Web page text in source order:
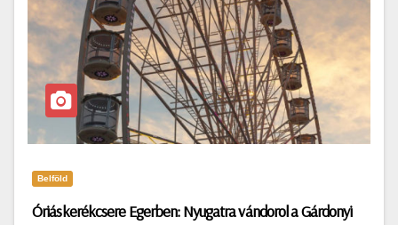
Belföld
Óriáskerékcsere Egerben: Nyugatra vándorol a Gárdonyi